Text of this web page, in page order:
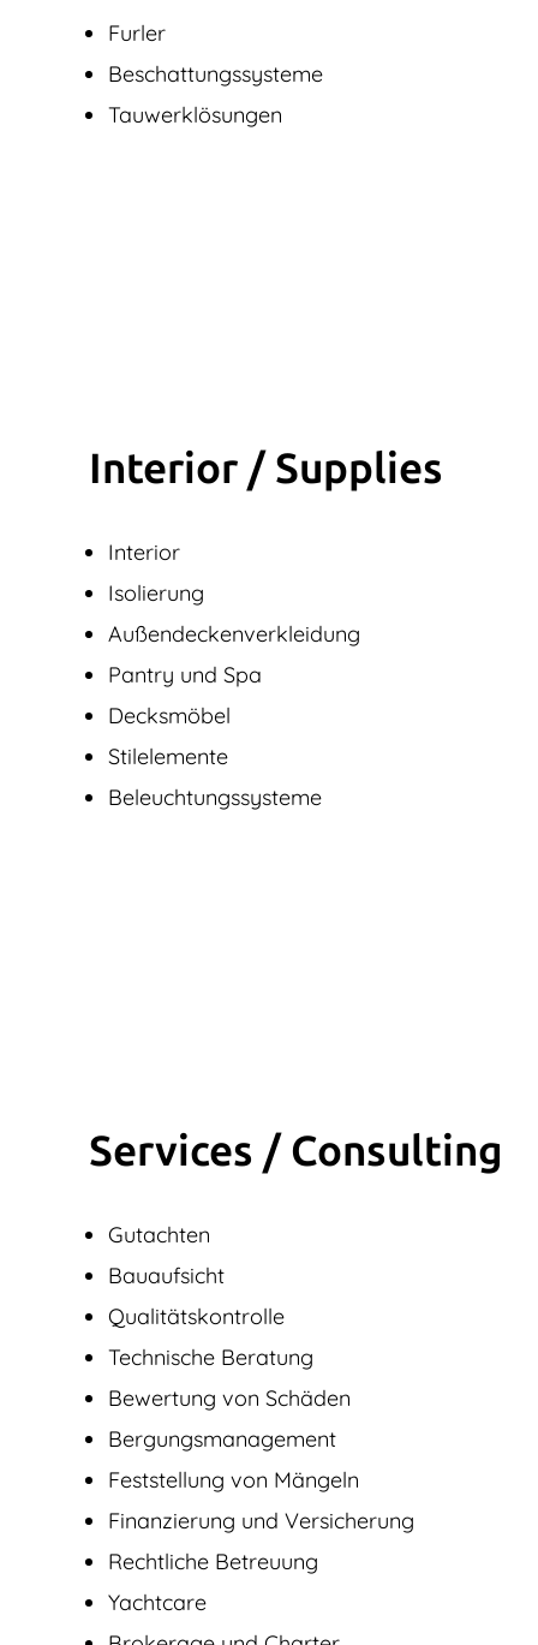
Furler
Beschattungssysteme
Tauwerklösungen
Interior / Supplies
Interior
Isolierung
Außendecken­verkleidung
Pantry und Spa
Decksmöbel
Stilelemente
Beleuchtungssysteme
Services / Consulting
Gutachten
Bauaufsicht
Qualitätskontrolle
Technische Beratung
Bewertung von Schäden
Bergungsmanagement
Feststellung von Mängeln
Finanzierung und Versicherung
Rechtliche Betreuung
Yachtcare